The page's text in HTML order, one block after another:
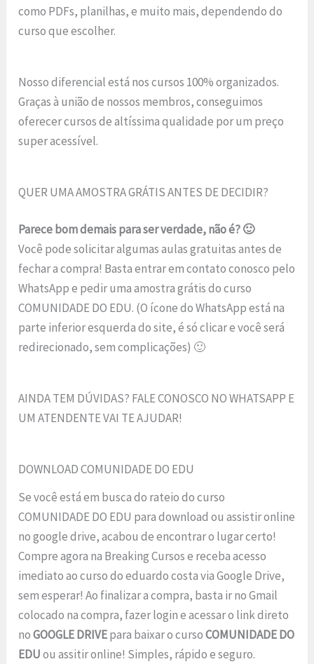
como PDFs, planilhas, e muito mais, dependendo do
curso que escolher.
Nosso diferencial está nos cursos 100% organizados.
Graças à união de nossos membros, conseguimos
oferecer cursos de altíssima qualidade por um preço
super acessível.
QUER UMA AMOSTRA GRÁTIS ANTES DE DECIDIR?
Parece bom demais para ser verdade, não é? 🙂
Você pode solicitar algumas aulas gratuitas antes de
fechar a compra! Basta entrar em contato conosco pelo
WhatsApp e pedir uma amostra grátis do curso
COMUNIDADE DO EDU. (O ícone do WhatsApp está na
parte inferior esquerda do site, é só clicar e você será
redirecionado, sem complicações) 🙂
AINDA TEM DÚVIDAS? FALE CONOSCO NO WHATSAPP E
UM ATENDENTE VAI TE AJUDAR!
DOWNLOAD COMUNIDADE DO EDU
Se você está em busca do rateio do curso
COMUNIDADE DO EDU para download ou assistir online
no google drive, acabou de encontrar o lugar certo!
Compre agora na Breaking Cursos e receba acesso
imediato ao curso do eduardo costa via Google Drive,
sem esperar! Ao finalizar a compra, basta ir no Gmail
colocado na compra, fazer login e acessar o link direto
noGOOGLE DRIVEpara baixar o cursoCOMUNIDADE DO
EDUou assitir online! Simples, rápido e seguro.